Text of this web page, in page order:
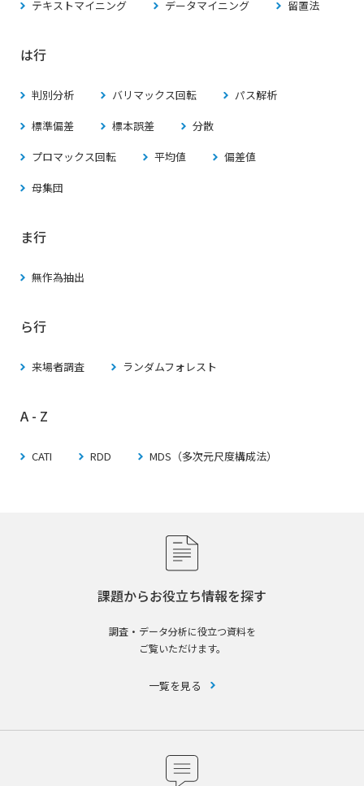
テキストマイニング
データマイニング 留置法
は行
判別分析 バリマックス回転
パス解析
標準偏差
標本誤差
分散
プロマックス回転
平均値
偏差値
母集団
ま行
無作為抽出
ら行
来場者調査 ランダムフォレスト
A - Z
CATI RDD MDS（多次元尺度構成法）
課題からお役立ち情報を探す
調査・データ分析に役立つ資料を
ご覧いただけます。
一覧を見る